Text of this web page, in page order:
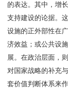
的表达。其中，增
支持建设的论据。
设施的正外部性在
济效益；或公共设
展。在政治层面，
对国家战略的补充与
套价值判断体系来